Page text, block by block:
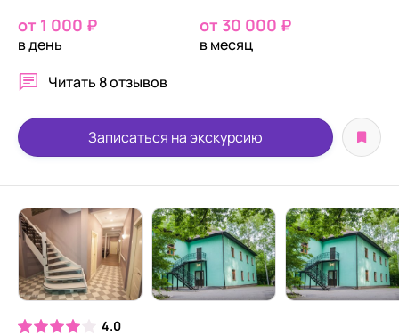
от 1 000 ₽
в день
от 30 000 ₽
в месяц
Читать 8 отзывов
Записаться на экскурсию
4.0